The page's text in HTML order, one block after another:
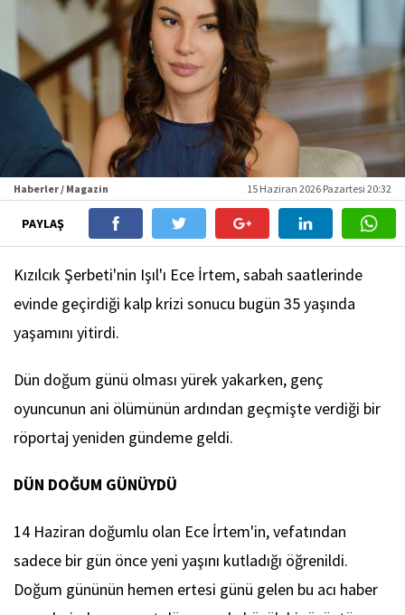
Haberler / Magazin 15 Haziran 2026 Pazartesi 20:32
PAYLAŞ
Kızılcık Şerbeti'nin Işıl'ı Ece İrtem, sabah saatlerinde
evinde geçirdiği kalp krizi sonucu bugün 35 yaşında
yaşamını yitirdi.
Dün doğum günü olması yürek yakarken, genç
oyuncunun ani ölümünün ardından geçmişte verdiği bir
röportaj yeniden gündeme geldi.
DÜN DOĞUM GÜNÜYDÜ
14 Haziran doğumlu olan Ece İrtem'in, vefatından
sadece bir gün önce yeni yaşını kutladığı öğrenildi.
Doğum gününün hemen ertesi günü gelen bu acı haber